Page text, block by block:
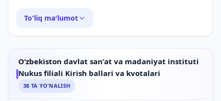
To'liq ma'lumot
O‘zbekiston davlat sanʼat va madaniyat instituti
Nukus filiali Kirish ballari va kvotalari
38 TA YO'NALISH